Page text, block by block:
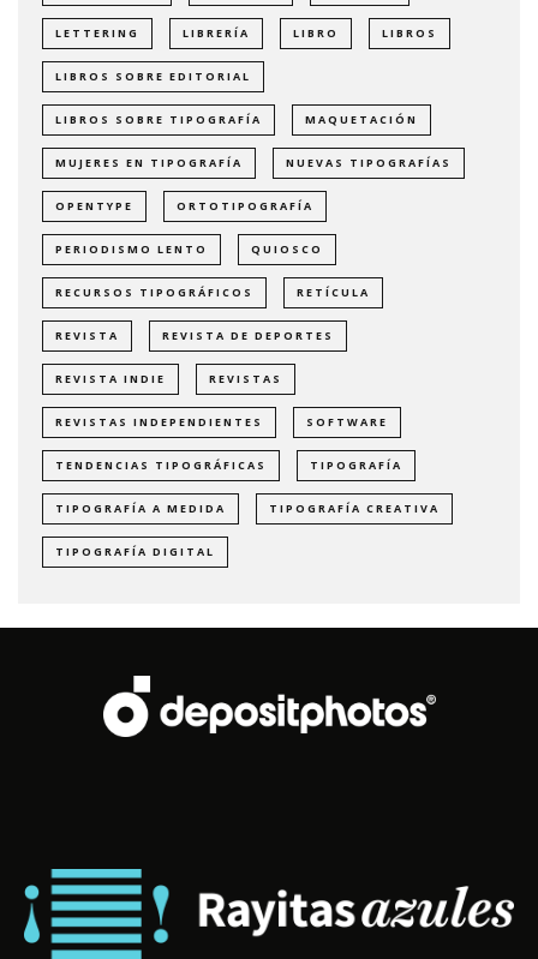
LETTERING LIBRERÍA LIBRO LIBROS
LIBROS SOBRE EDITORIAL
LIBROS SOBRE TIPOGRAFÍA MAQUETACIÓN
MUJERES EN TIPOGRAFÍA NUEVAS TIPOGRAFÍAS
OPENTYPE ORTOTIPOGRAFÍA
PERIODISMO LENTO QUIOSCO
RECURSOS TIPOGRÁFICOS RETÍCULA
REVISTA REVISTA DE DEPORTES
REVISTA INDIE REVISTAS
REVISTAS INDEPENDIENTES SOFTWARE
TENDENCIAS TIPOGRÁFICAS TIPOGRAFÍA
TIPOGRAFÍA A MEDIDA TIPOGRAFÍA CREATIVA
TIPOGRAFÍA DIGITAL